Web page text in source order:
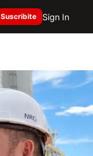
Suscribite Sign In